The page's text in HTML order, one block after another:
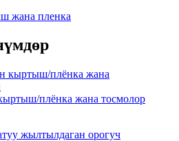
жана пленка
плёнка жана тосмолор